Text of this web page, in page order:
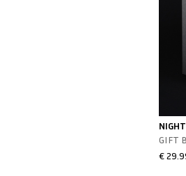
GIFT
€